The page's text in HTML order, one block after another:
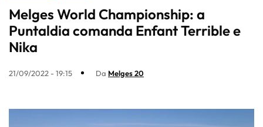
Melges World Championship: a
Puntaldia comanda Enfant Terrible e
Nika
21/09/2022 - 19:15 Da Melges 20